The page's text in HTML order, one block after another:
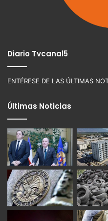
Diario Tvcanal5
ENTÉRESE DE LAS ÚLTIMAS
Últimas Noticias